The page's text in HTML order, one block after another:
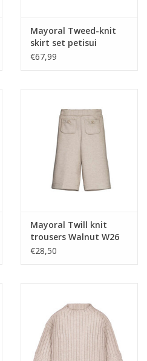
Mayoral Tweed-knit
skirt set petisui
€67,99
Mayoral Twill knit
trousers Walnut W26
mini
€28,50